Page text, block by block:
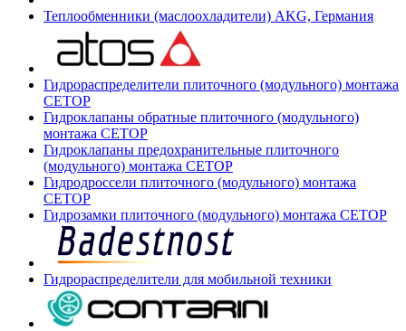
Теплообменники (маслоохладители) AKG, Германия
Гидрораспределители плиточного (модульного) монтажа
СЕТОР
Гидроклапаны обратные плиточного (модульного)
монтажа CETOP
Гидроклапаны предохранительные плиточного
(модульного) монтажа CETOP
Гидродроссели плиточного (модульного) монтажа
CETOP
Гидрозамки плиточного (модульного) монтажа CETOP
Гидрораспределители для мобильной техники